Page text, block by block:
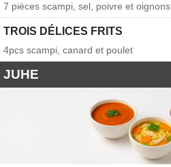
7 pièces scampi, sel, poivre et oignons
TROIS DÉLICES FRITS
4pcs scampi, canard et poulet
JUHE